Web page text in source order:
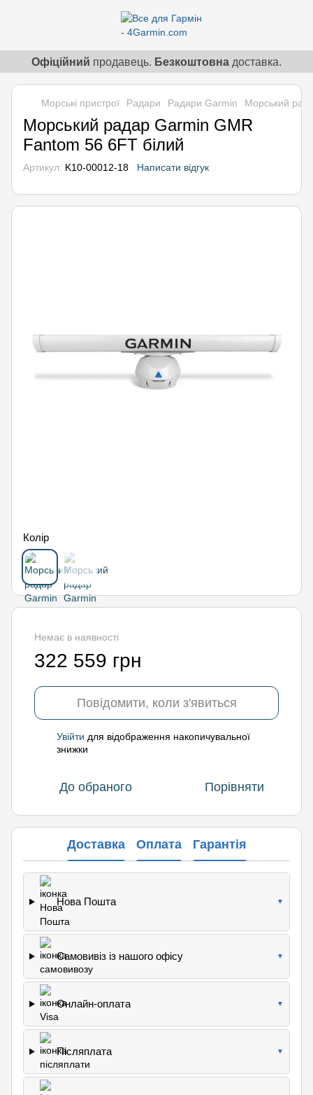
Офіційний продавець. Безкоштовна доставка.
Морські пристрої Радари Радари Garmin Морський
Морський радар Garmin GMR
Fantom 56 6FT білий
Артикул: K10-00012-18 Написати відгук
Колір
Немає в наявності
322 559 грн
Повідомити, коли з'явиться
Увійти для відображення накопичувальної
знижки
До обраного Порівняти
Доставка Оплата Гарантія
Нова Пошта ▼
Самовивіз із нашого офісу ▼
Онлайн-оплата ▼
Післяплата ▼